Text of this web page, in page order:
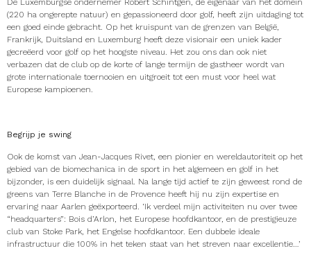
(220 ha ongerepte natuur) en gepassioneerd door golf, heeft zijn uitdaging tot
een goed einde gebracht. Op het kruispunt van de grenzen van België,
Frankrijk, Duitsland en Luxemburg heeft deze visionair een uniek kader
gecreëerd voor golf op het hoogste niveau. Het zou ons dan ook niet
verbazen dat de club op de korte of lange termijn de gastheer wordt van
grote internationale toernooien en uitgroeit tot een must voor heel wat
Europese kampioenen.
Begrijp je swing
Ook de komst van Jean-Jacques Rivet, een pionier en wereldautoriteit op het
gebied van de biomechanica in de sport in het algemeen en golf in het
bijzonder, is een duidelijk signaal. Na lange tijd actief te zijn geweest rond de
greens van Terre Blanche in de Provence heeft hij nu zijn expertise en
ervaring naar Aarlen geëxporteerd. ‘Ik verdeel mijn activiteiten nu over twee
“headquarters”: Bois d’Arlon, het Europese hoofdkantoor, en de prestigieuze
club van Stoke Park, het Engelse hoofdkantoor. Een dubbele ideale
infrastructuur die 100% in het teken staat van het streven naar excellentie…’